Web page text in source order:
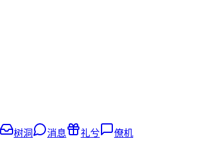
树洞 消息 礼兮 僚机